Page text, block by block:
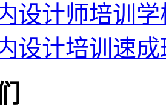
设计师培训
设计培训速成